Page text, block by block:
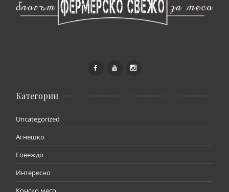
Категории
Uncategorized
Агнешко
Говеждо
Интересно